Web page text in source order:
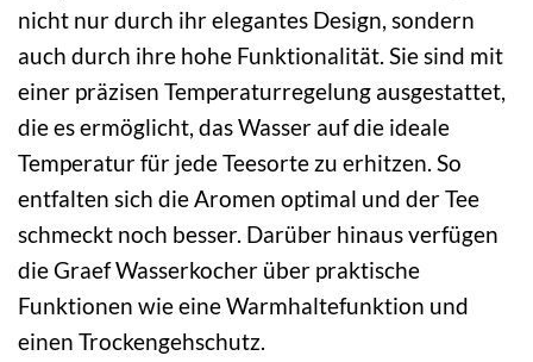
nicht nur durch ihr elegantes Design, sondern
auch durch ihre hohe Funktionalität. Sie sind mit
einer präzisen Temperaturregelung ausgestattet,
die es ermöglicht, das Wasser auf die ideale
Temperatur für jede Teesorte zu erhitzen. So
entfalten sich die Aromen optimal und der Tee
schmeckt noch besser. Darüber hinaus verfügen
die Graef Wasserkocher über praktische
Funktionen wie eine Warmhaltefunktion und
einen Trockengehschutz.